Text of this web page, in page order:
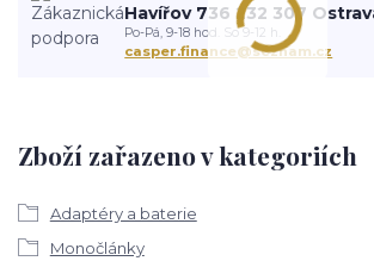
Zboží zařazeno v kategoriích
Adaptéry a baterie
Monočlánky
Havířov 736 232 307
Po-Pá, 9-18 hod. So 9-12 h.
casper.finance@seznam.cz